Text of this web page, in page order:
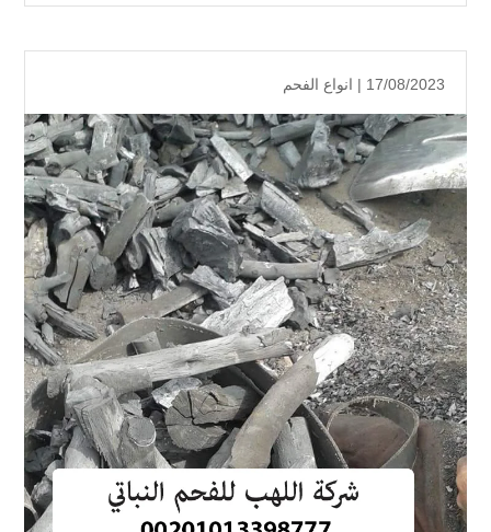
17/08/2023 | انواع الفحم